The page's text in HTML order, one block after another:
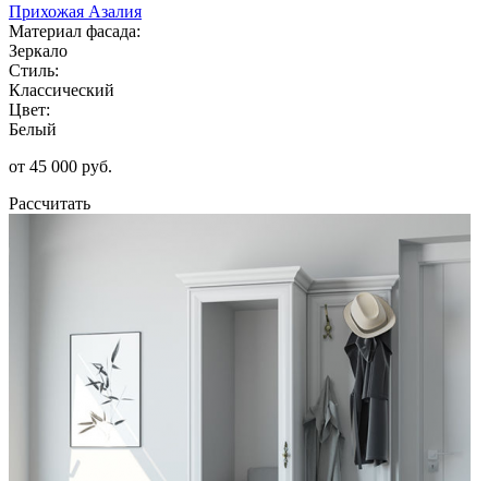
Прихожая Азалия
Материал фасада:
Зеркало
Стиль:
Классический
Цвет:
Белый
от 45 000 руб.
Рассчитать